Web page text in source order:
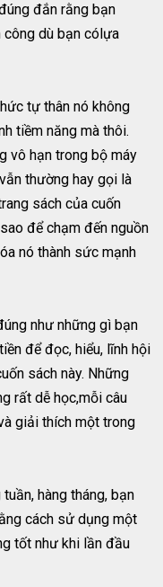
đắn rằng bạn
công dù bạn cólựa
tự thân nó không
tiềm năng mà thôi.
vô hạn trong bộ máy
thường hay gọi là
sách của cuốn
để chạm đến nguồn
nó thành sức mạnh
như những gì bạn
để đọc, hiểu, lĩnh hội
sách này. Những
rất dễ học,mỗi câu
giải thích một trong
hàng tháng, bạn
cách sử dụng một
tốt như khi lần đầu